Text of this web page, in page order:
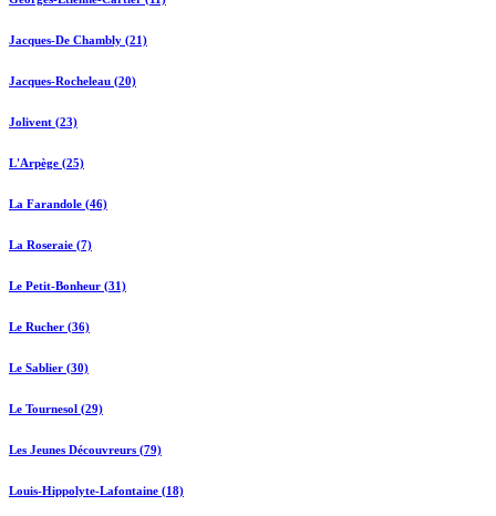
Jacques-De Chambly (21)
Jacques-Rocheleau (20)
Jolivent (23)
L'Arpège (25)
La Farandole (46)
La Roseraie (7)
Le Petit-Bonheur (31)
Le Rucher (36)
Le Sablier (30)
Le Tournesol (29)
Les Jeunes Découvreurs (79)
Louis-Hippolyte-Lafontaine (18)